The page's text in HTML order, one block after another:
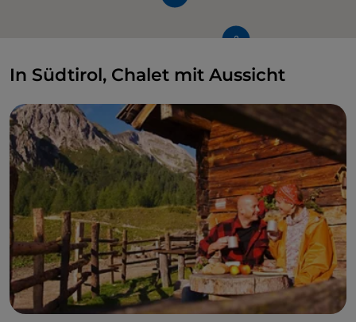
2
In Südtirol, Chalet mit Aussicht